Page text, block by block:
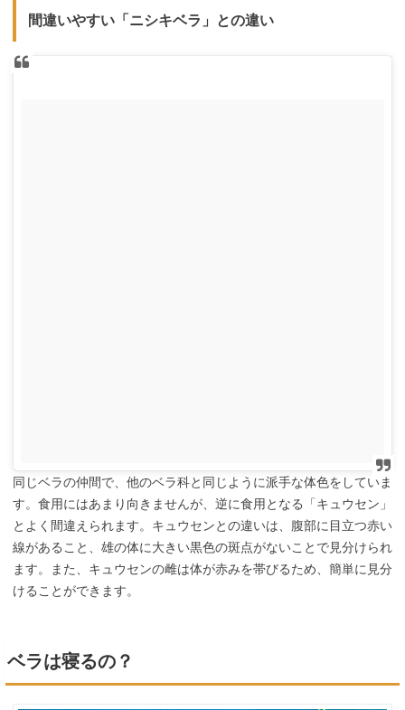
間違いやすい「ニシキベラ」との違い
同じベラの仲間で、他のベラ科と同じように派手な体色をしていま
す。食用にはあまり向きませんが、逆に食用となる「キュウセン」
とよく間違えられます。キュウセンとの違いは、腹部に目立つ赤い
線があること、雄の体に大きい黒色の斑点がないことで見分けられ
ます。また、キュウセンの雌は体が赤みを帯びるため、簡単に見分
けることができます。
ベラは寝るの？